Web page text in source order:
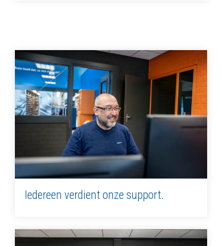
Iedereen verdient onze support.